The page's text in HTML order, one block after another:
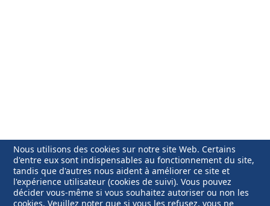
Nous utilisons des cookies sur notre site Web. Certains
d'entre eux sont indispensables au fonctionnement du site,
tandis que d'autres nous aident à améliorer ce site et
l'expérience utilisateur (cookies de suivi). Vous pouvez
décider vous-même si vous souhaitez autoriser ou non les
cookies. Veuillez noter que si vous les refusez, vous ne